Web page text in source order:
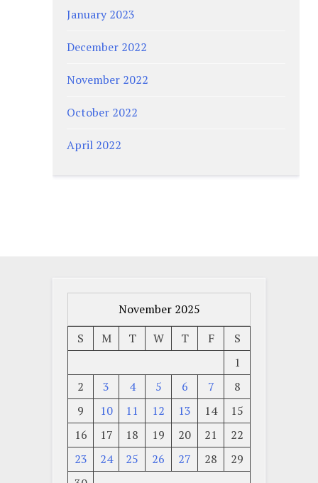
January 2023
December 2022
November 2022
October 2022
April 2022
November 2025
S
M T W T F
S
1
2
3 4 5 6 7
8
9
10 11 12 13 14
15
16
17 18 19 20 21
22
23
24 25 26 27 28
29